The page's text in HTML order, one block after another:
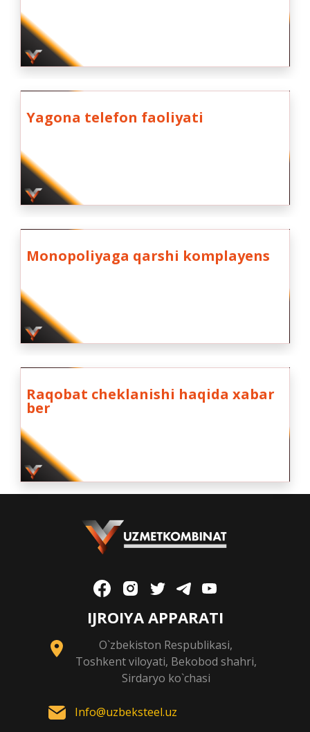
Yagona telefon faoliyati
Monopoliyaga qarshi komplayens
Raqobat cheklanishi haqida xabar
ber
IJROIYA APPARATI
O`zbekiston Respublikasi,
Toshkent viloyati, Bekobod shahri,
Sirdaryo ko`chasi
Info@uzbeksteel.uz